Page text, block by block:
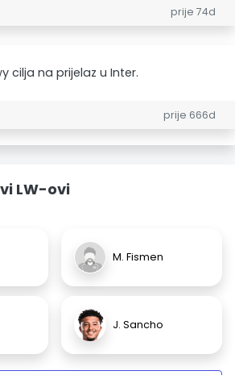
prije 74d
cilja na prijelaz u Inter.
prije 666d
LW-ovi
M. Fismen
J. Sancho